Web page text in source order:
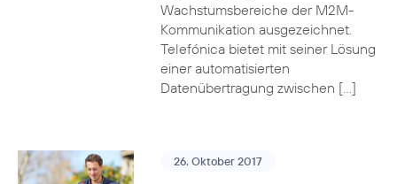
Wachstumsbereiche der M2M-
Kommunikation ausgezeichnet.
Telefónica bietet mit seiner Lösung
einer automatisierten
Datenübertragung zwischen […]
26. Oktober 2017